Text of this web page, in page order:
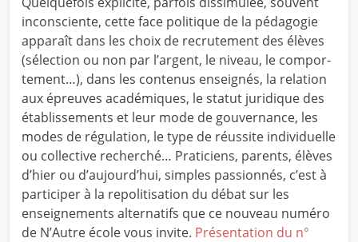
inconsciente, cette face politique de la péda­go­gie
apparaît dans les choix de recru­tement des élèves
(sélection ou non par l’argent, le niveau, le compor­
tement…), dans les contenus enseignés, la relation
aux épreuves académiques, le statut juridique des
établissements et leur mode de gouvernance, les
modes de régulation, le type de réussite individuelle
ou collective recherché… Praticiens, parents, élèves
d’hier ou d’aujourd’hui, simples passionnés, c’est à
participer à la repolitisation du débat sur les
enseignements alternatifs que ce nouveau numéro
de N’Autre école vous invite. Présentation du n°